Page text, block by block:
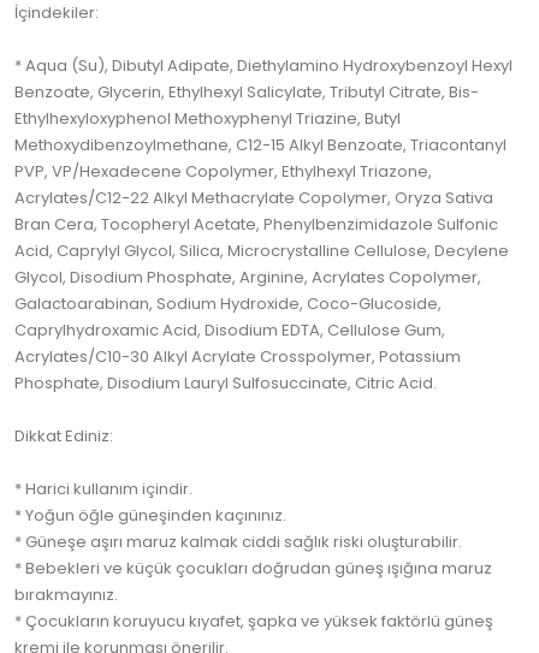
İçindekiler:
* Aqua (Su), Dibutyl Adipate, Diethylamino Hydroxybenzoyl Hexyl
Benzoate, Glycerin, Ethylhexyl Salicylate, Tributyl Citrate, Bis-
Ethylhexyloxyphenol Methoxyphenyl Triazine, Butyl
Methoxydibenzoylmethane, C12-15 Alkyl Benzoate, Triacontanyl
PVP, VP/Hexadecene Copolymer, Ethylhexyl Triazone,
Acrylates/C12-22 Alkyl Methacrylate Copolymer, Oryza Sativa
Bran Cera, Tocopheryl Acetate, Phenylbenzimidazole Sulfonic
Acid, Caprylyl Glycol, Silica, Microcrystalline Cellulose, Decylene
Glycol, Disodium Phosphate, Arginine, Acrylates Copolymer,
Galactoarabinan, Sodium Hydroxide, Coco-Glucoside,
Caprylhydroxamic Acid, Disodium EDTA, Cellulose Gum,
Acrylates/C10-30 Alkyl Acrylate Crosspolymer, Potassium
Phosphate, Disodium Lauryl Sulfosuccinate, Citric Acid.
Dikkat Ediniz:
* Harici kullanım içindir.
* Yoğun öğle güneşinden kaçınınız.
* Güneşe aşırı maruz kalmak ciddi sağlık riski oluşturabilir.
* Bebekleri ve küçük çocukları doğrudan güneş ışığına maruz
bırakmayınız.
* Çocukların koruyucu kıyafet, şapka ve yüksek faktörlü güneş
kremi ile korunması önerilir.